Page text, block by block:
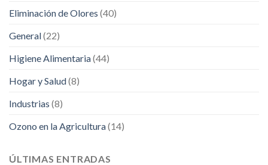
Eliminación de Olores (40)
General(22)
Higiene Alimentaria(44)
Hogar y Salud(8)
Industrias (8)
Ozono en la Agricultura(14)
ÚLTIMAS ENTRADAS